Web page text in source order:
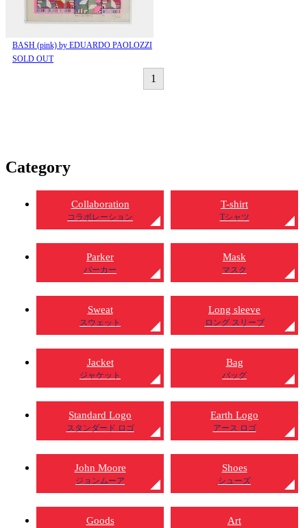
BASH (pink) by EDUARDO PAOLOZZI
SOLD OUT
1
Category
Collaboration
コラボレーション
T-shirt
Tシャツ
Parker
パーカー
Mask
マスク
Sweat
スウェット
Long sleeve
ロング スリーブ
Jacket
ジャケット
Bag
バッグ
Standard Logo
スタンダード ロゴ
Earth Logo
アース ロゴ
John Moore
ジョンムーア
Shoes
シューズ
Goods Art